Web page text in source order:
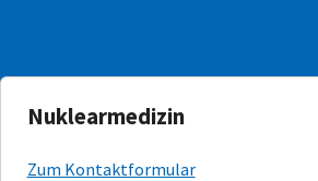
Nuklearmedizin
Zum Kontaktformular